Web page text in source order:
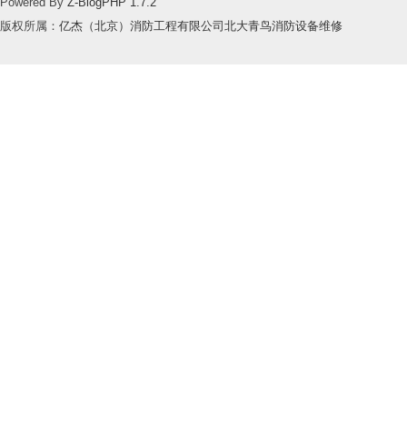
版权所属： 亿杰（北京）消防工程有限公司北大青鸟消防设备维修